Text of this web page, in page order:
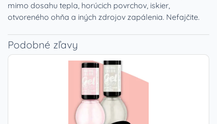
mimo dosahu tepla, horúcich povrchov, iskier,
otvoreného ohňa a iných zdrojov zapálenia. Nefajčite.
Podobné zľavy